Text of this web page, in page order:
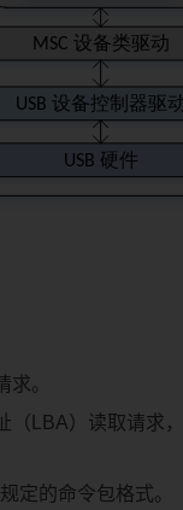
。
（LBA）读取请求
定的命令包格式。